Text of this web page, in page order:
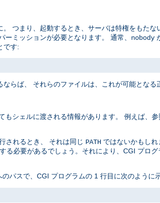
つまり、起動するとき、サーバは特権をもたな
ミッションが必要となります。 通常、 nobody
です:
らば、 それらのファイルは、これが可能となる
シェルに渡される情報があります。 例えば、
されるとき、 それは同じ PATH ではないかもし
る必要があるでしょう。それにより、CGI プロ
のパスで、CGI プログラムの 1 行目に次のように